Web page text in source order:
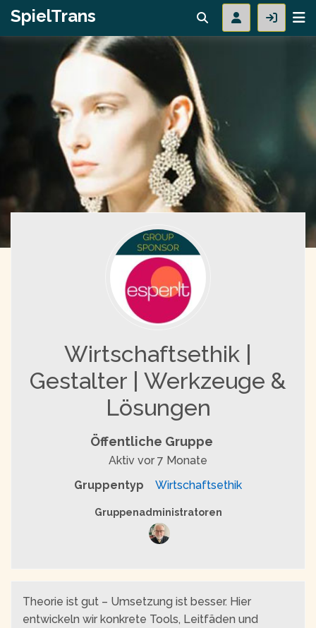
SpielTrans
Wirtschaftsethik |
Gestalter | Werkzeuge &
Lösungen
Öffentliche Gruppe
Aktiv vor 7 Monate
Gruppentyp
Wirtschaftsethik
Gruppenführung
Gruppenadministratoren
Theorie ist gut – Umsetzung ist besser. Hier
entwickeln wir konkrete Tools, Leitfäden und